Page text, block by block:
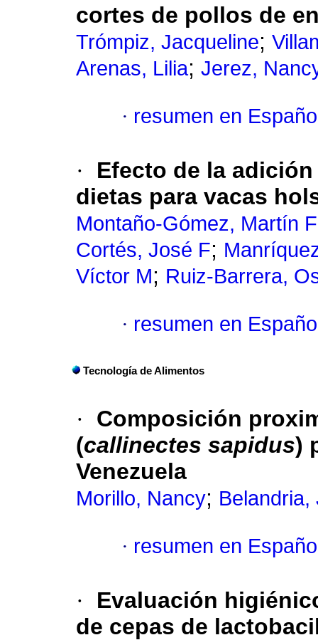
cortes de pollos de
Trómpiz, Jacqueline;
Arenas, Lilia; Jerez,
· resumen en
·
Efecto de la
dietas para vacas
Montaño-Gómez, Martín F
Cortés, José F;
Víctor M; Ruiz-Barrera,
· resumen en
Tecnología de Alimentos
·
Composición
(callinectes sapidus)
Venezuela
Morillo, Nancy; Belandria,
· resumen en
·
Evaluación
de cepas de